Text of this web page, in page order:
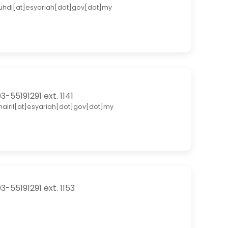
55191291 ext. 1141
55191291 ext. 1153